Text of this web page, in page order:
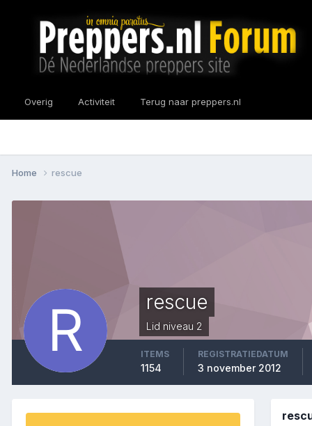
Overig Activiteit Terug naar preppers.nl
Home rescue
rescue
Lid niveau 2
ITEMS
1154
REGISTRATIEDATUM
3 november 2012